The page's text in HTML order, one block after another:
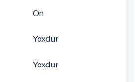
Ön
Yoxdur
Yoxdur